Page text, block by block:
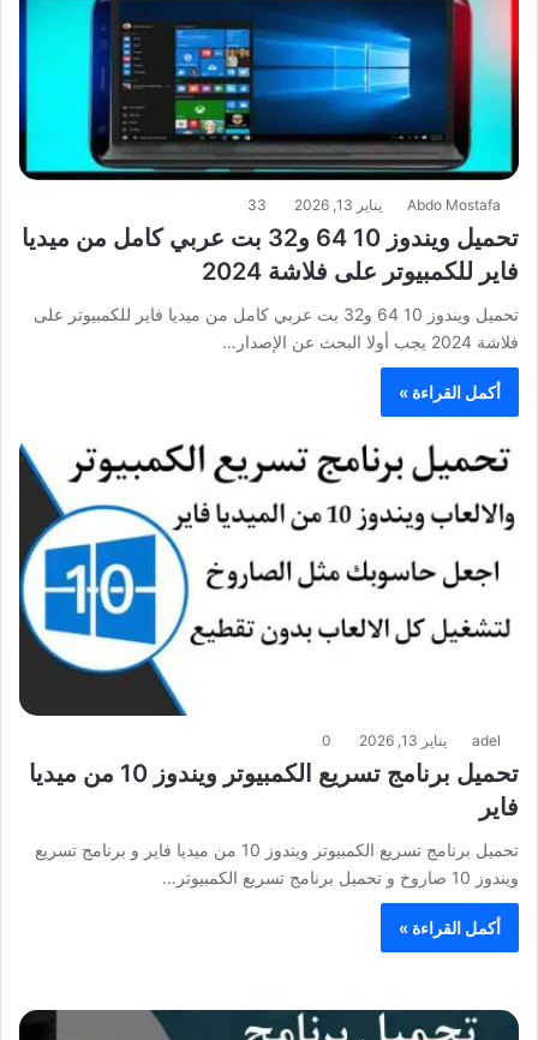
Abdo Mostafa يناير 13, 2026 33
تحميل ويندوز 10 64 و32 بت عربي كامل من ميديا
فاير للكمبيوتر على فلاشة 2024
تحميل ويندوز 10 64 و32 بت عربي كامل من ميديا فاير للكمبيوتر على
فلاشة 2024 يجب أولا البحث عن الإصدار…
أكمل القراءة »
adel يناير 13, 2026 0
تحميل برنامج تسريع الكمبيوتر ويندوز 10 من ميديا
فاير
تحميل برنامج تسريع الكمبيوتر ويندوز 10 من ميديا فاير و برنامج تسريع
ويندوز 10 صاروخ و تحميل برنامج تسريع الكمبيوتر…
أكمل القراءة »